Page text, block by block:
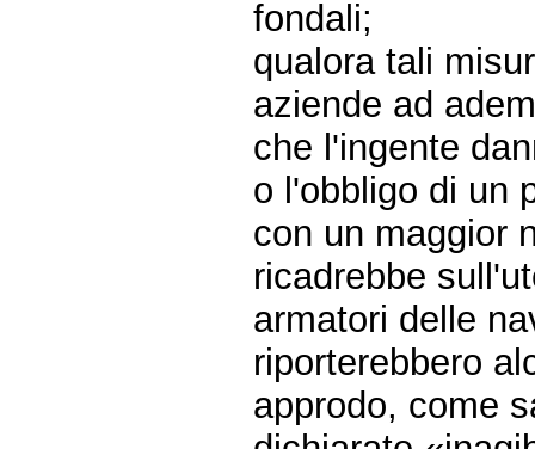
fondali;
qualora tali
aziende ad
che l'ingente
o l'obbligo di un
con un maggior
ricadrebbe
armatori delle
riporterebbero
approdo, come